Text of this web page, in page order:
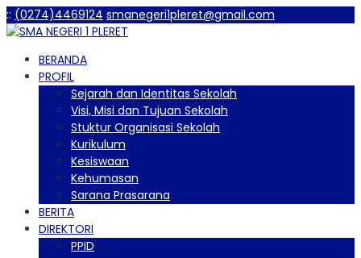
:: (0274)4469124 smanegeri1pleret@gmail.com
BERANDA
PROFIL
Sejarah dan Identitas Sekolah
Visi, Misi dan Tujuan Sekolah
Stuktur Organisasi Sekolah
Kurikulum
Kesiswaan
Kehumasan
Sarana Prasarana
BERITA
DIREKTORI
PPID